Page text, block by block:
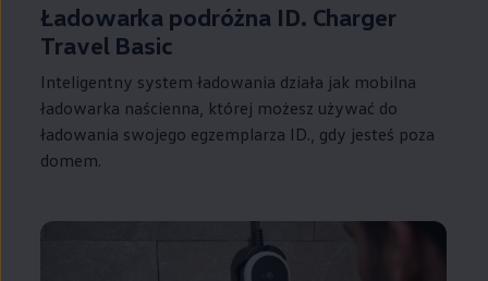
Ładowarka podróżna ID. Charger
Travel Basic
Inteligentny system ładowania działa jak mobilna
ładowarka naścienna, której możesz używać do
ładowania swojego egzemplarza ID., gdy jesteś poza
domem.